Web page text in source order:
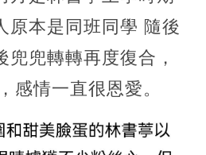
原本是同班同學 隨後
兜兜轉轉再度復合，
感情一直很恩愛。